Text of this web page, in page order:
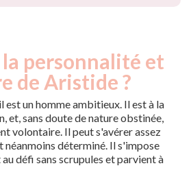
personnalité et
de Aristide ?
un homme ambitieux. Il est à la
et, sans doute de nature obstinée,
volontaire. Il peut s'avérer assez
néanmoins déterminé. Il s'impose
défi sans scrupules et parvient à